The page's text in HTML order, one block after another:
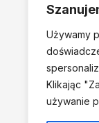
Używamy
Klikając
używanie
Należymy